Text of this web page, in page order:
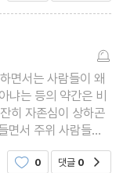
면서는 사람들이 왜
냐는 등의 약간은 비
히 자존심이 상하곤
면서 주위 사람들도
은 관심을 보이며 동
과
0 댓글 0